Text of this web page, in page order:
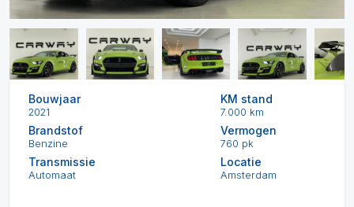
Bouwjaar
2021
KM stand
7.000 km
Brandstof
Benzine
Vermogen
760 pk
Transmissie
Automaat
Locatie
Amsterdam